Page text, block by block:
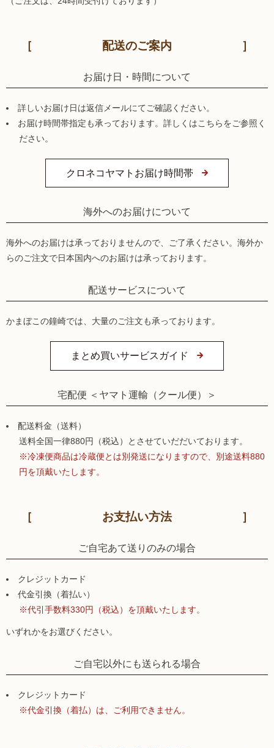
配送のご案内
お届け日・時間について
詳しいお届け日は返信メールにてご確認ください。
お届け時間帯指定も承っております。詳しくはこちらをご参照く
ださい。
クロネコヤマトお届け時間帯
海外へのお届けについて
海外へのお届けは承っておりませんので、ご了承ください。海外か
らのご注文で日本国内へのお届けは承っております。
配送サービスについて
かまぼこの鐘崎では、大量のご注文も承っております。
まとめ買いサービスガイド
宅配便 ＜ヤマト運輸（クール便）＞
配送料金（送料）
送料全国一律880円（税込）とさせていだだいております。
※冷凍便商品は冷蔵便とは別発送になりますので、別途送料880
円を頂戴いたします。
お支払い方法
ご自宅あて送りのみの場合
クレジットカード
代金引換（着払い）
※代引手数料330円（税込）を頂戴いたします。
いずれかをお選びください。
ご自宅以外にも送られる場合
クレジットカード
※代金引換（着払）は、ご利用できません。